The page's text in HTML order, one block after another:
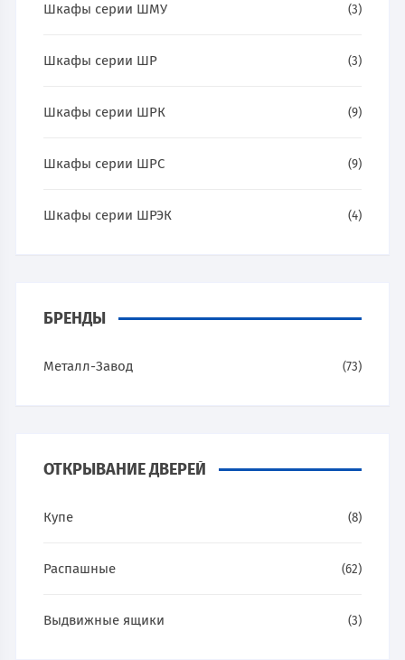
Шкафы серии ШМУ (3)
Шкафы серии ШР (3)
Шкафы серии ШРК (9)
Шкафы серии ШРС (9)
Шкафы серии ШРЭК (4)
БРЕНДЫ
Металл-Завод (73)
ОТКРЫВАНИЕ ДВЕРЕЙ
Купе (8)
Распашные (62)
Выдвижные ящики (3)